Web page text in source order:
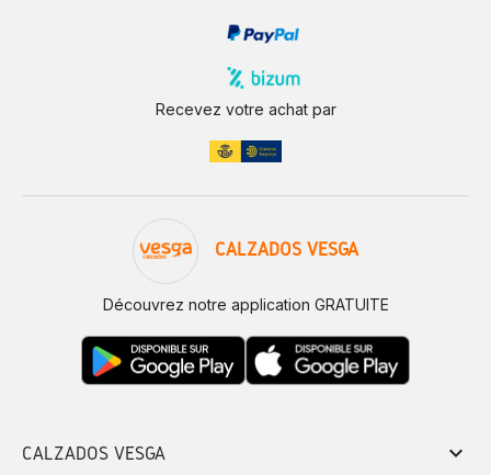
Recevez votre achat par
CALZADOS VESGA
Découvrez notre application GRATUITE
CALZADOS VESGA keyboard_arrow_down